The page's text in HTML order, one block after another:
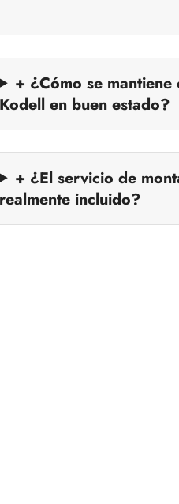
+ ¿Cómo se mantiene
Kodell en buen estado?
+ ¿El servicio de
realmente incluido?